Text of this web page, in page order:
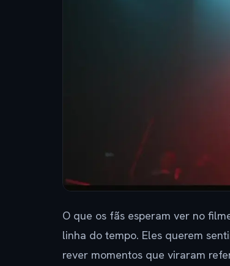
O que os fãs esperam ver no
linha do tempo. Eles querem
rever momentos que viraram